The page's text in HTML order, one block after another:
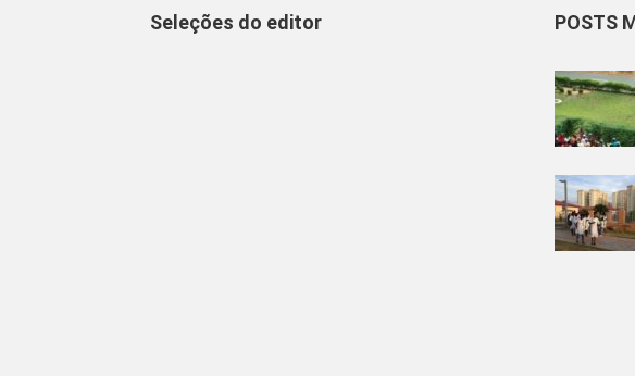
Seleções do editor POSTS